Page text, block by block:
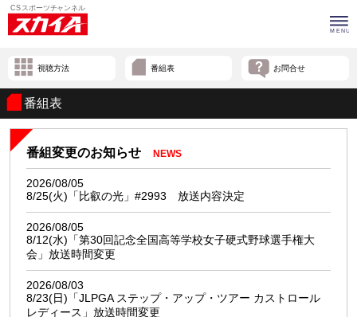
視聴方法 番組表 お問合せ
番組表
番組変更のお知らせ NEWS
2026/08/05
8/25(火)「比叡の光」#2993 放送内容決定
2026/08/05
8/12(水)「第30回記念全国高等学校女子硬式野球選手権大
会」放送時間変更
2026/08/03
8/23(日)「JLPGA ステップ・アップ・ツアー カストロール
レディース」放送時間変更